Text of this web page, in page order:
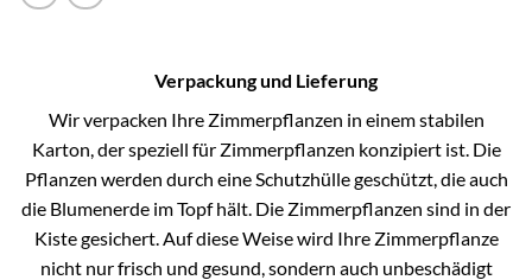
Verpackung und Lieferung
Wir verpacken Ihre Zimmerpflanzen in einem stabilen
Karton, der speziell für Zimmerpflanzen konzipiert ist. Die
Pflanzen werden durch eine Schutzhülle geschützt, die auch
die Blumenerde im Topf hält. Die Zimmerpflanzen sind in der
Kiste gesichert. Auf diese Weise wird Ihre Zimmerpflanze
nicht nur frisch und gesund, sondern auch unbeschädigt